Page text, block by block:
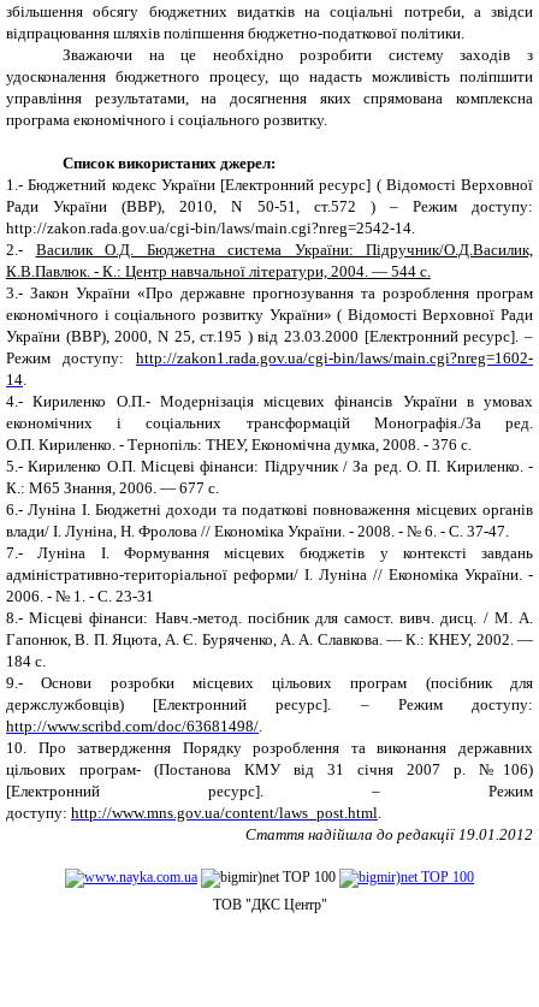
збільшення обсягу бюджетних видатків на соціальні потреби, а звідси
відпрацювання шляхів поліпшення бюджетно-податкової політики.
Зважаючи на це необхідно розробити систему заходів з
удосконалення бюджетного процесу, що надасть можливість поліпшити
управління результатами, на досягнення яких спрямована комплексна
програма економічного і соціального розвитку.
Список використаних джерел:
1. -Бюджетний кодекс України [Електронний ресурс] ( Відомості Верховної
Ради України (ВВР), 2010, N 50-51, ст.572 )– Режим доступу:
http://zakon.rada.gov.ua/cgi-bin/laws/main.cgi?nreg=2542-14.
2. - Василик О.Д. Бюджетна система України: Підручник/О.Д.Василик,
К.В.Павлюк. - К.: Центр навчальної літератури, 2004. — 544 с.
3. - Закон України «Про державне прогнозування та розроблення програм
економічного і соціального розвитку України» ( Відомості Верховної Ради
України (ВВР), 2000, N 25, ст.195 ) від 23.03.2000 [Електронний ресурс]. –
Режим доступу: http://zakon1.rada.gov.ua/cgi-bin/laws/main.cgi?nreg=1602-
14
4. -Кириленко О.П.- Модернізація місцевих фінансів України в умовах
економічних і соціальних трансформацій Монографія./За ред.
О.П. Кириленко. - Тернопіль: ТНЕУ, Економічна думка, 2008. - 376 с.
5. -Кириленко О.П. Місцеві фінанси: Підручник / За ред. О. П. Кириленко. -
К.: М65 Знання, 2006. — 677 с.
6. -Луніна І. Бюджетні доходи та податкові повноваження місцевих органів
влади/ І. Луніна, Н. Фролова // Економіка України. - 2008. - № 6. - С. 37-47.
7. -Луніна І. Формування місцевих бюджетів у контексті завдань
адміністративно-територіальної реформи/ І. Луніна // Економіка України. -
2006. - № 1. - С. 23-31
8. -Місцеві фінанси: Навч.-метод. посібник для самост. вивч. дисц. / М. А.
Гапонюк, В. П. Яцюта, А. Є. Буряченко, А. А. Славкова. — К.: КНЕУ, 2002. —
184 с.
9. -Основи розробки місцевих цільових програм (посібник для
держслужбовців) [Електронний ресурс] . – Режим доступу:
http://www.scribd.com/doc/63681498/
10.
Про затвердження Порядку розроблення та виконання державних
цільових програм- (Постанова КМУ від 31 січня 2007 р. №106)
[Електронний ресурс] . – Режим
доступу: http://www.mns.gov.ua/content/laws_post.html
Стаття надійшла до редакції 19.01.2012
ТОВ "ДКС Центр"